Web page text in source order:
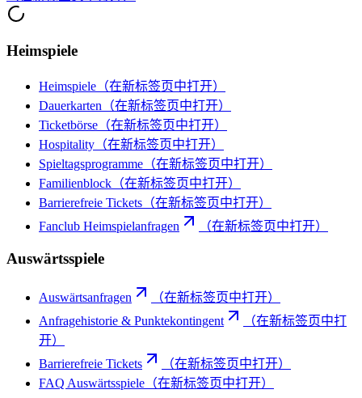
Heimspiele
Heimspiele （在新标签页中打开）
Dauerkarten （在新标签页中打开）
Ticketbörse （在新标签页中打开）
Hospitality （在新标签页中打开）
Spieltagsprogramme （在新标签页中打开）
Familienblock （在新标签页中打开）
Barrierefreie Tickets （在新标签页中打开）
Fanclub Heimspielanfragen
（在新标签页中打开）
Auswärtsspiele
Auswärtsanfragen
（在新标签页中打开）
Anfragehistorie & Punktekontingent
（在新标签页中打
开）
Barrierefreie Tickets
（在新标签页中打开）
FAQ Auswärtsspiele （在新标签页中打开）